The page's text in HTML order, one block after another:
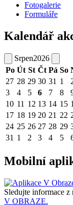
Fotogalerie
Formuláře
Kalendář
Srpen2026
Po Út St Čt Pá So
27 28 29 30 31 1
3
4 5 6 7 8
10 11 12 13 14 15
17 18 19 20 21 22
24 25 26 27 28 29
31 1 2 3 4 5
Mobilní
Sledujte informace z
V OBRAZE.